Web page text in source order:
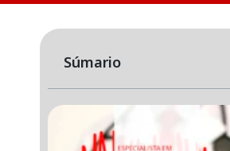
Súmario